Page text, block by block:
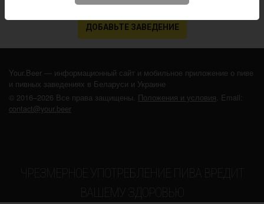
Не нашли ваш бар или магазин в каталоге?
ДОБАВЬТЕ ЗАВЕДЕНИЕ
Your.Beer — информационный сайт и мобильное приложение о пиве
и пивных заведениях в Беларуси и Украине
© 2016–2026 Все права защищены. Положения и условия. Email:
contact@your.beer
ЧРЕЗМЕРНОЕ УПОТРЕБЛЕНИЕ ПИВА ВРЕДИТ
ВАШЕМУ ЗДОРОВЬЮ